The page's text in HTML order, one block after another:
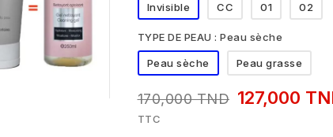
Invisible CC 01 02
TYPE DE PEAU : Peau sèche
Peau sèche Peau grasse
170,000 TND 127,000
TTC